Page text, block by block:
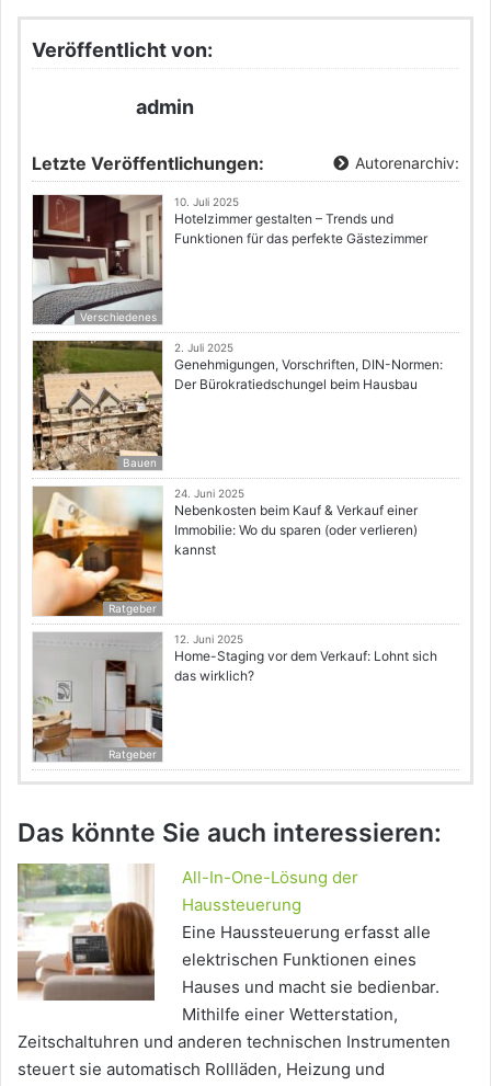
Veröffentlicht von:
admin
Letzte Veröffentlichungen: Autorenarchiv:
Verschiedenes
10. Juli 2025
Hotelzimmer gestalten – Trends und
Funktionen für das perfekte Gästezimmer
Bauen
2. Juli 2025
Genehmigungen, Vorschriften, DIN-Normen:
Der Bürokratiedschungel beim Hausbau
Ratgeber
24. Juni 2025
Nebenkosten beim Kauf & Verkauf einer
Immobilie: Wo du sparen (oder verlieren)
kannst
Ratgeber
12. Juni 2025
Home-Staging vor dem Verkauf: Lohnt sich
das wirklich?
Das könnte Sie auch interessieren:
All-In-One-Lösung der
Haussteuerung
Eine Haussteuerung erfasst alle
elektrischen Funktionen eines
Hauses und macht sie bedienbar.
Mithilfe einer Wetterstation,
Zeitschaltuhren und anderen technischen Instrumenten
steuert sie automatisch Rollläden, Heizung und